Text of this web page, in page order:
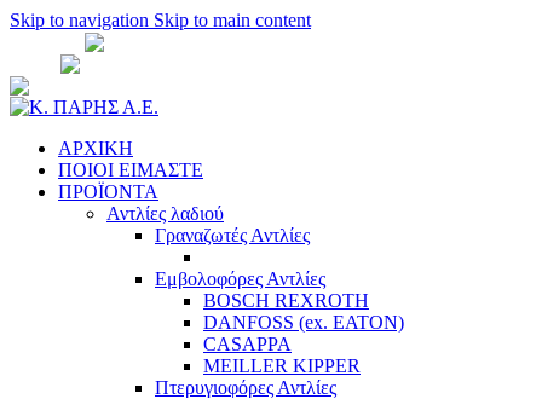
Skip to navigation Skip to main content
ΑΡΧΙΚΗ
ΠΟΙΟΙ ΕΙΜΑΣΤΕ
ΠΡΟΪΟΝΤΑ
Αντλίες λαδιού
Γραναζωτές Αντλίες
Εμβολοφόρες Αντλίες
BOSCH REXROTH
DANFOSS (ex. EATON)
CASAPPA
MEILLER KIPPER
Πτερυγιοφόρες Αντλίες